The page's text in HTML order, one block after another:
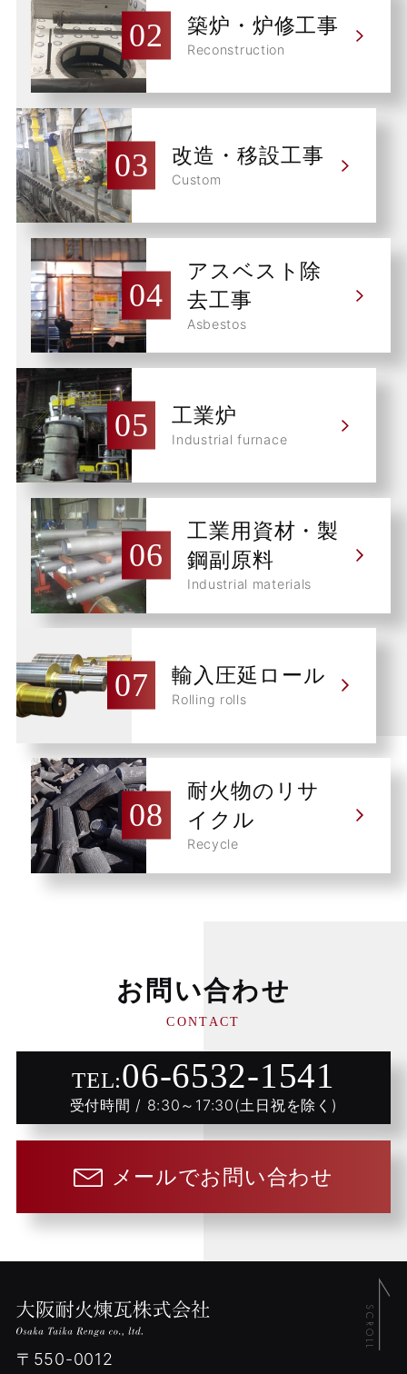
築炉・炉修工事
Reconstruction
改造・移設工事
Custom
アスベスト除
去工事
Asbestos
工業炉
Industrial furnace
工業用資材・製
鋼副原料
Industrial materials
輸入圧延ロール
Rolling rolls
耐火物のリサ
イクル
Recycle
お問い合わせ
CONTACT
TEL:06-6532-1541
受付時間 / 8:30～17:30(土日祝を除く)
メールでお問い合わせ
〒550-0012